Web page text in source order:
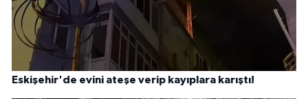
Eskişehir'de evini ateşe verip kayıplara karıştı!